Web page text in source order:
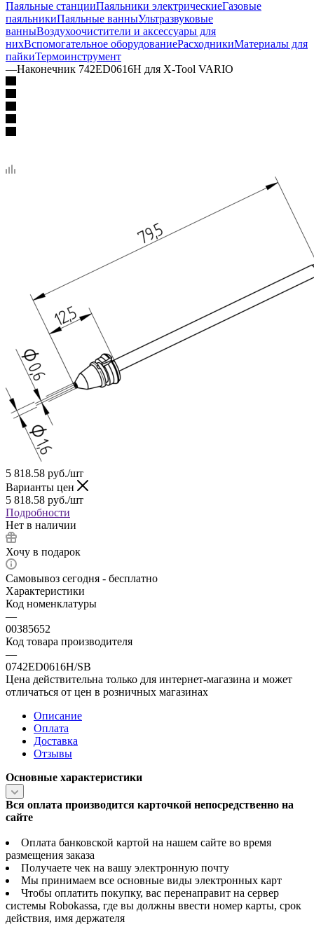
Паяльные станцииПаяльники электрическиеГазовые
паяльникиПаяльные ванныУльтразвуковые
ванныВоздухоочистители и аксессуары для
нихВспомогательное оборудованиеРасходникиМатериалы для
пайкиТермоинструмент
—Наконечник 742ED0616H для X-Tool VARIO
5 818.58 руб./шт
Варианты цен
5 818.58 руб./шт
Подробности
Нет в наличии
Хочу в подарок
Самовывоз сегодня - бесплатно
Характеристики
Код номенклатуры
—
00385652
Код товара производителя
—
0742ED0616H/SB
Цена действительна только для интернет-магазина и может
отличаться от цен в розничных магазинах
Описание
Оплата
Доставка
Отзывы
Основные характеристики
Вся оплата производится карточкой непосредственно на
сайте
Оплата банковской картой на нашем сайте во время
размещения заказа
Получаете чек на вашу электронную почту
Мы принимаем все основные виды электронных карт
Чтобы оплатить покупку, вас перенаправит на сервер
системы Robokassa, где вы должны ввести номер карты, срок
действия, имя держателя